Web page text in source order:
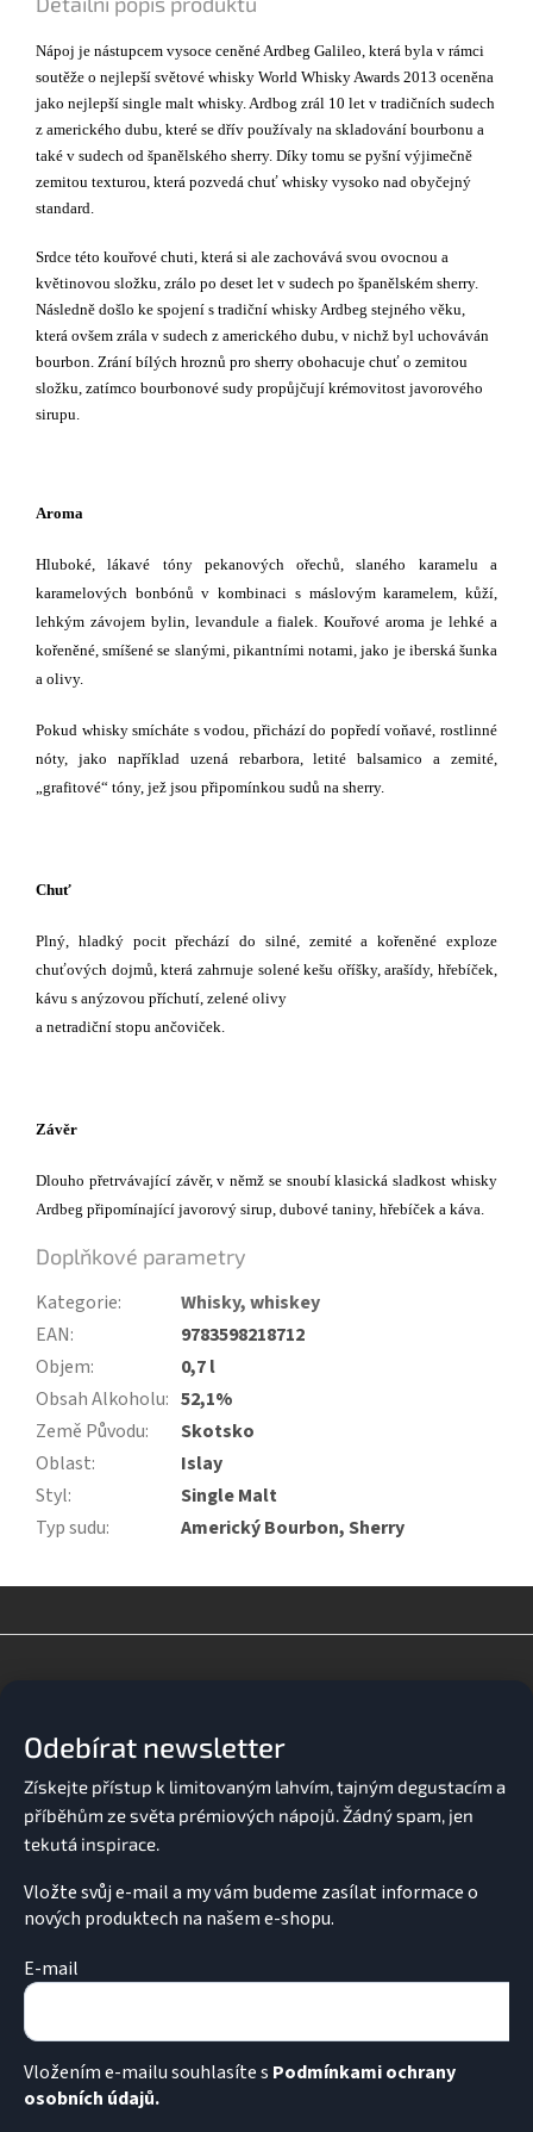
Nápoj je nástupcem vysoce ceněné Ardbeg Galileo, která byla v rámci
soutěže o nejlepší světové whisky World Whisky Awards 2013 oceněna
jako nejlepší single malt whisky. Ardbog zrál 10 let v tradičních sudech
z amerického dubu, které se dřív používaly na skladování bourbonu a
také v sudech od španělského sherry. Díky tomu se pyšní výjimečně
zemitou texturou, která pozvedá chuť whisky vysoko nad obyčejný
standard.
Srdce této kouřové chuti, která si ale zachovává svou ovocnou a
květinovou složku, zrálo po deset let v sudech po španělském sherry.
Následně došlo ke spojení s tradiční whisky Ardbeg stejného věku,
která ovšem zrála v sudech z amerického dubu, v nichž byl uchováván
bourbon. Zrání bílých hroznů pro sherry obohacuje chuť o zemitou
složku, zatímco bourbonové sudy propůjčují krémovitost javorového
sirupu.
Aroma
Hluboké, lákavé tóny pekanových ořechů, slaného karamelu a
karamelových bonbónů v kombinaci s máslovým karamelem, kůží,
lehkým závojem bylin, levandule a fialek. Kouřové aroma je lehké a
kořeněné, smíšené se slanými, pikantními notami, jako je iberská šunka
a olivy.
Pokud whisky smícháte s vodou, přichází do popředí voňavé, rostlinné
nóty, jako například uzená rebarbora, letité balsamico a zemité,
„grafitové“ tóny, jež jsou připomínkou sudů na sherry.
Chuť
Plný, hladký pocit přechází do silné, zemité a kořeněné exploze
chuťových dojmů, která zahrnuje solené kešu oříšky, arašídy, hřebíček,
kávu s anýzovou příchutí, zelené olivy
a netradiční stopu ančoviček.
Závěr
Dlouho přetrvávající závěr, v němž se snoubí klasická sladkost whisky
Ardbeg připomínající javorový sirup, dubové taniny, hřebíček a káva.
Doplňkové parametry
Kategorie:
Whisky, whiskey
EAN:
9783598218712
Objem:
0,7 l
Obsah Alkoholu: 52,1%
Země Původu:
Skotsko
Oblast:
Islay
Styl:
Single Malt
Typ sudu: Americký Bourbon, Sherry
Odebírat newsletter
Vložte svůj e-mail a my vám budeme zasílat informace o
nových produktech na našem e-shopu.
E-mail
Vložením e-mailu souhlasíte s Podmínkami ochrany
osobních údajů.